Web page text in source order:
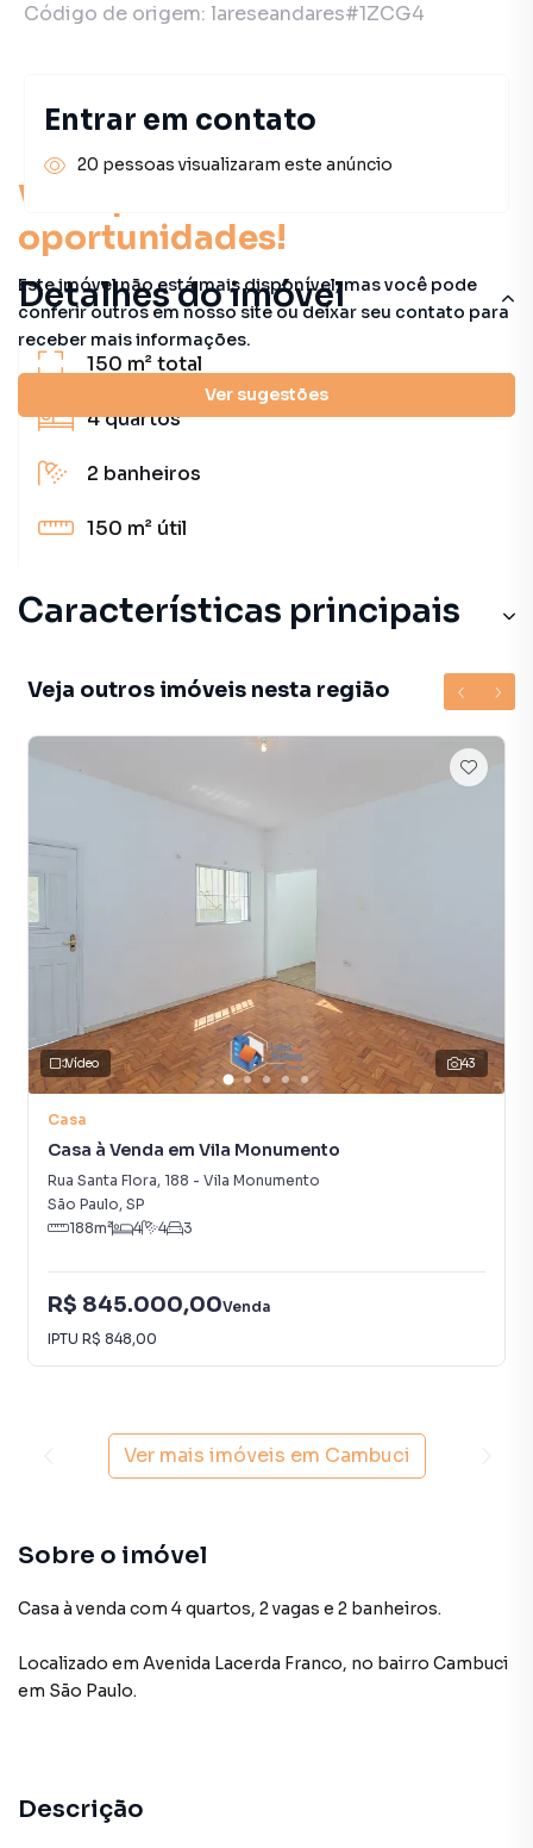
Você pode encontrar novas
oportunidades!
Este imóvel não está mais disponível, mas você pode
conferir outros em nosso site ou deixar seu contato para
receber mais informações.
Ver sugestões
Detalhes do imóvel
150 m²total
4quartos
2 banheiros
150 m² útil
Características principais
Veja outros imóveis nesta região
43
Vídeo
Casa
Casa à Venda em Vila Monumento
Rua Santa Flora, 188 - Vila Monumento
São Paulo, SP
188m² 4 4 3
R$ 845.000,00Venda
IPTU R$ 848,00
Ver mais imóveis em Cambuci
Sobre o imóvel
Casa à venda com 4 quartos, 2 vagas e 2 banheiros.
Localizado em Avenida Lacerda Franco, no bairro Cambuci
em São Paulo.
Descrição
Código de origem: lareseandares#1ZCG4
Entrar em contato
20 pessoas visualizaram este anúncio